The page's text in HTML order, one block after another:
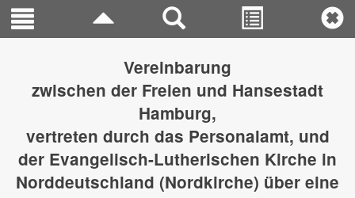
Vereinbarung
zwischen der Freien und Hansestadt
Hamburg,
vertreten durch das Personalamt, und
der Evangelisch-Lutherischen Kirche in
Norddeutschland (Nordkirche) über eine